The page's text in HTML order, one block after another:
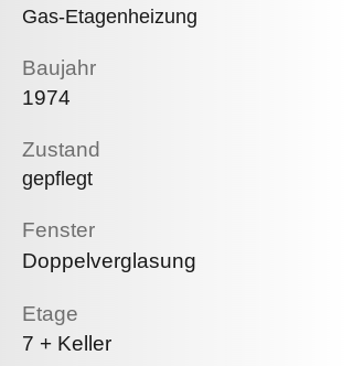
Gas-Etagenheizung
Baujahr
1974
Zustand
gepflegt
Fenster
Doppelverglasung
Etage
7 + Keller